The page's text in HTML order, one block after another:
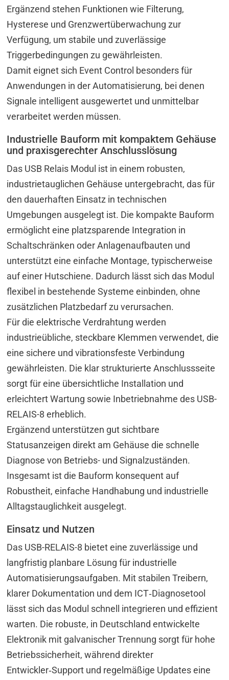
Ergänzend stehen Funktionen wie Filterung,
Hysterese und Grenzwertüberwachung zur
Verfügung, um stabile und zuverlässige
Triggerbedingungen zu gewährleisten.
Damit eignet sich Event Control besonders für
Anwendungen in der Automatisierung, bei denen
Signale intelligent ausgewertet und unmittelbar
verarbeitet werden müssen.
Industrielle Bauform mit kompaktem Gehäuse
und praxisgerechter Anschlusslösung
Das USB Relais Modul ist in einem robusten,
industrietauglichen Gehäuse untergebracht, das für
den dauerhaften Einsatz in technischen
Umgebungen ausgelegt ist. Die kompakte Bauform
ermöglicht eine platzsparende Integration in
Schaltschränken oder Anlagenaufbauten und
unterstützt eine einfache Montage, typischerweise
auf einer Hutschiene. Dadurch lässt sich das Modul
flexibel in bestehende Systeme einbinden, ohne
zusätzlichen Platzbedarf zu verursachen.
Für die elektrische Verdrahtung werden
industrieübliche, steckbare Klemmen verwendet, die
eine sichere und vibrationsfeste Verbindung
gewährleisten. Die klar strukturierte Anschlussseite
sorgt für eine übersichtliche Installation und
erleichtert Wartung sowie Inbetriebnahme des USB-
RELAIS-8 erheblich.
Ergänzend unterstützen gut sichtbare
Statusanzeigen direkt am Gehäuse die schnelle
Diagnose von Betriebs- und Signalzuständen.
Insgesamt ist die Bauform konsequent auf
Robustheit, einfache Handhabung und industrielle
Alltagstauglichkeit ausgelegt.
Einsatz und Nutzen
Das USB-RELAIS-8 bietet eine zuverlässige und
langfristig planbare Lösung für industrielle
Automatisierungsaufgaben. Mit stabilen Treibern,
klarer Dokumentation und dem ICT‑Diagnosetool
lässt sich das Modul schnell integrieren und effizient
warten. Die robuste, in Deutschland entwickelte
Elektronik mit galvanischer Trennung sorgt für hohe
Betriebssicherheit, während direkter
Entwickler‑Support und regelmäßige Updates eine